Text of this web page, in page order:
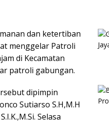
dan ketertiban
menggelar Patroli
di Kecamatan
patroli gabungan.
dipimpin
Sutiarso S.H,M.H
Selasa